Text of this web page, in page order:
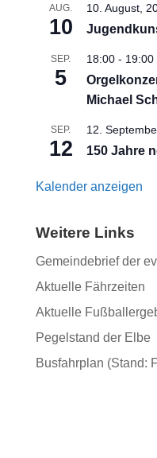
AUG.
10
10. August,
SEP.
5
18:00- 19:00
Michael
SEP.
12
12.
150 Jahre
Kalender anzeigen
Weitere Links
Gemeindebrief der
Aktuelle Fährzeiten
Aktuelle
Pegelstand der Elbe
Busfahrplan (Stand: